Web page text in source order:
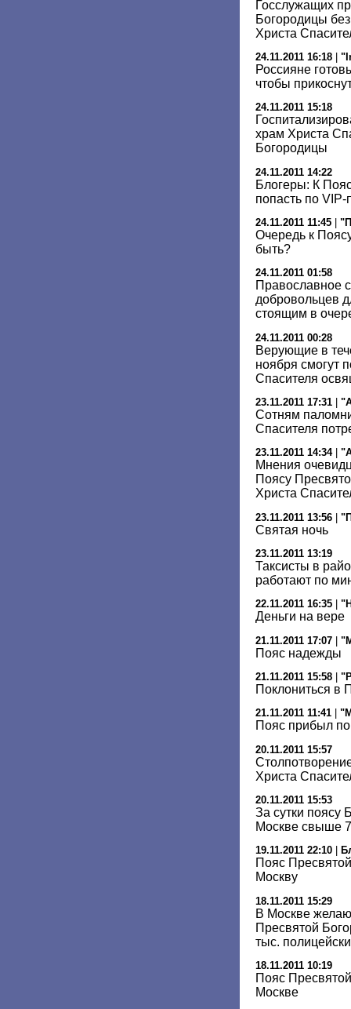
Госслужащих
Богородицы
Христа
24.11.2011 16:18
Россияне
чтобы
24.11.2011 15:18
храм Христа
Богородицы
24.11.2011 14:22
Блогеры: К
попасть по
24.11.2011 11:45
Очередь к
быть?
24.11.2011 01:58
Православное
добровольцев
стоящим в
24.11.2011 00:28
Верующие в
ноября смогут
Спасителя
23.11.2011 17:31
Сотням
Спасителя
23.11.2011 14:34|
Мнения
Поясу
Христа
23.11.2011 13:56 |
Святая ночь
23.11.2011 13:19
Таксисты в
работают по
22.11.2011 16:35
Деньги на вере
21.11.2011 17:07 |
Пояс надежды
21.11.2011 15:58
Поклониться в
21.11.2011 11:41
Пояс прибыл
20.11.2011 15:57
Христа
20.11.2011 15:53
За сутки поясу
Москве свыше
19.11.2011 22:10
Пояс
Москву
18.11.2011 15:29
В Москве
Пресвятой
тыс.
18.11.2011 10:19
Пояс
Москве